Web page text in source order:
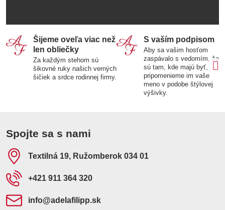
Šijeme oveľa viac než
len obliečky
Za každým stehom sú
šikovné ruky našich verných
šičiek a srdce rodinnej firmy.
S vaším podpisom
Aby sa vašim hosťom
zaspávalo s vedomím, že
sú tam, kde majú byť,
pripomenieme im vaše
meno v podobe štýlovej
výšivky.
Spojte sa s nami
Textilná 19, Ružomberok 034 01
+421 911 364 320
info​@adelafilipp​.sk